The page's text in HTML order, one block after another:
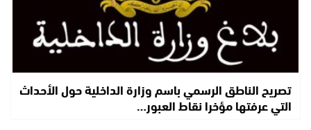
تصريح الناطق الرسمي باسم وزارة الداخلية حول الأحداث
التي عرفتها مؤخرا نقاط العبور…